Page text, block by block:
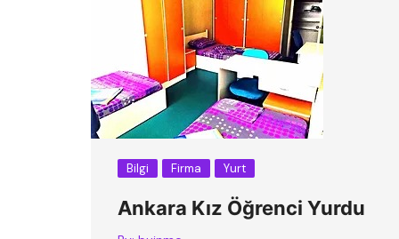
Bilgi Firma Yurt
Ankara Kız Öğrenci Yurdu